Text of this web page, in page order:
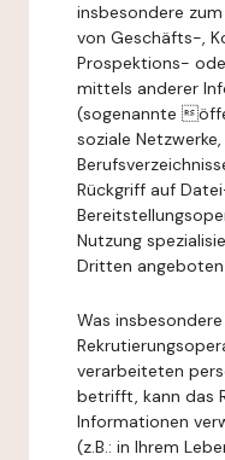
insbesondere
von Geschäfts-,
Prospektions-
mittels anderer
(sogenannte
soziale
Rückgriff auf
Nutzung
Dritten angeboten
Was
verarbeiteten
betrifft, kann das
Informationen
(z.B.: in Ihrem